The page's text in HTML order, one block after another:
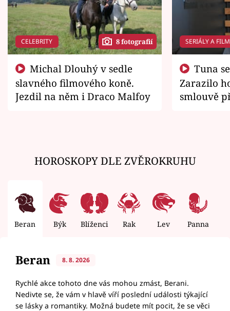
CELEBRITY 8 fotografií
slavného filmového koně.
Jezdil na něm i Draco Malfoy
SERIÁLY A
Zarazilo
smlouvě
HOROSKOPY DLE ZVĚROKRUHU
Beran Býk Blíženci Rak Lev Panna
Beran 8. 8. 2026
Rychlé akce tohoto dne vás mohou zmást, Berani.
Nedivte se, že vám v hlavě víří poslední události týkající
se lásky a romantiky. Možná budete mít pocit, že se věci